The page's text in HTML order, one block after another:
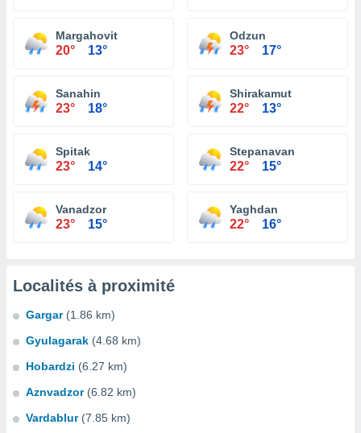
Margahovit
20° 13°
Odzun
23° 17°
Sanahin
23° 18°
Shirakamut
22° 13°
Spitak
23° 14°
Stepanavan
22° 15°
Vanadzor
23° 15°
Yaghdan
22° 16°
Localités à proximité
Gargar (1.86 km)
Gyulagarak (4.68 km)
Hobardzi (6.27 km)
Aznvadzor (6.82 km)
Vardablur (7.85 km)